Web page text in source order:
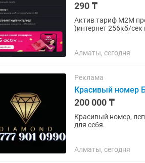
290 ₸
Актив тариф M2M
)интернет 256кб/сек
Алматы, сегодня
Реклама
Красивый номер
200 000 ₸
Красивый номер,
для себя.
Алматы, сегодня